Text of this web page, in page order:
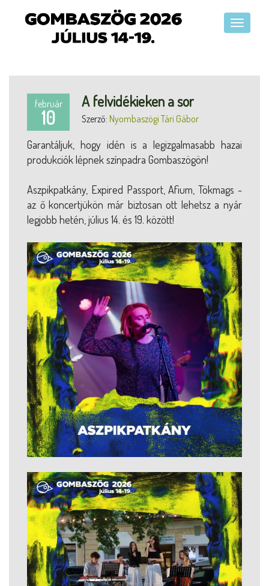
február
10
A felvidékieken a sor
Szerző: Nyombaszögi Tári Gábor
Garantáljuk, hogy idén is a legizgalmasabb hazai
produkciók lépnek színpadra Gombaszögön!
Aszpikpatkány, Expired Passport, Afium, Tökmags -
az ő koncertjükön már biztosan ott lehetsz a nyár
legjobb hetén, július 14. és 19. között!